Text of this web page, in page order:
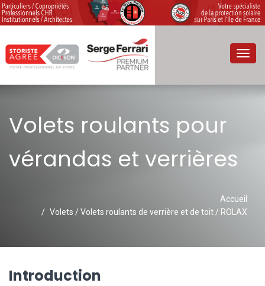
Volets roulants pour
vérandas et verrières
Accueil
Volets / Volets roulants de verrière et de toit / ROLAX
Introduction